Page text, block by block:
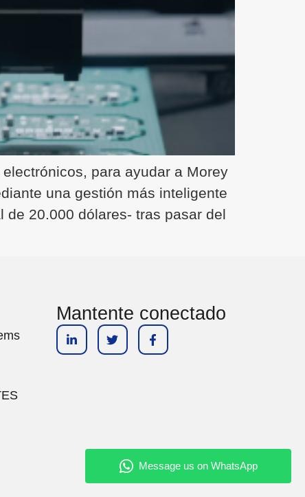
para ayudar a Morey
una gestión más inteligente
20.000 dólares- tras pasar del
Mantente conectado